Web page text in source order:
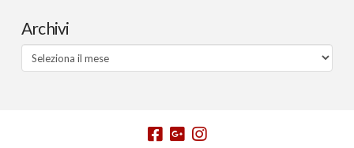
Archivi
Archivi